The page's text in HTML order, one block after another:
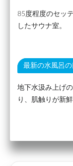
85度程度のセッ
したサウナ室。
最新の水風呂の
地下水汲み上げ
り、肌触りが新